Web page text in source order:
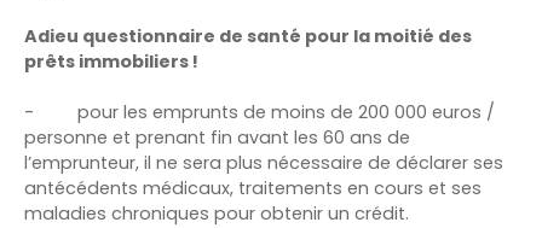
Adieu questionnaire de santé pour la moitié des
prêts immobiliers !
-
pour les emprunts de moins de 200 000 euros /
personne et prenant fin avant les 60 ans de
l’emprunteur, il ne sera plus nécessaire de déclarer ses
antécédents médicaux, traitements en cours et ses
maladies chroniques pour obtenir un crédit.